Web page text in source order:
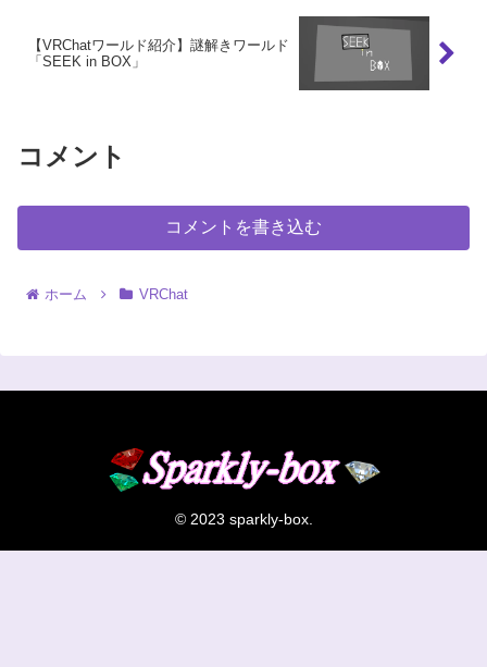
【VRChatワールド紹介】謎解きワールド
「SEEK in BOX」
コメント
コメントを書き込む
ホーム VRChat
© 2023 sparkly-box.